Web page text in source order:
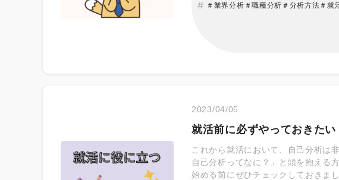
＃業界分析＃職種分析＃分析方法＃就
2023/04/05
就活前に必ずやっておきた
これから就活において、自己分析は
自己分析ってなに？」と頭を抱える
始める前にぜひチェックしておきまし